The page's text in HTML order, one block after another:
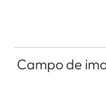
Campo de